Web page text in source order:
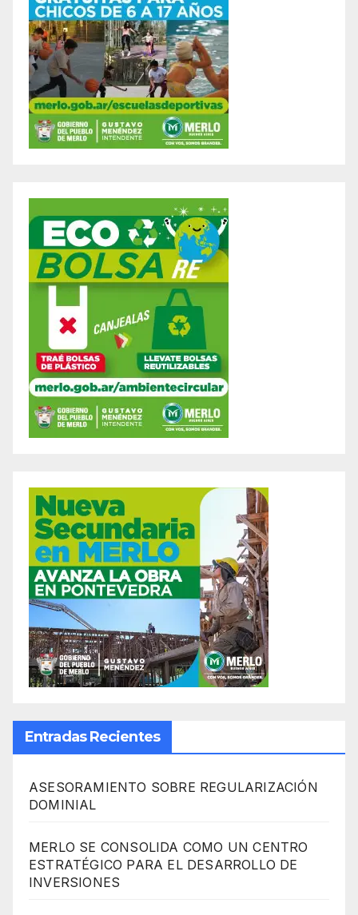
Entradas Recientes
ASESORAMIENTO SOBRE REGULARIZACIÓN
DOMINIAL
MERLO SE CONSOLIDA COMO UN CENTRO
ESTRATÉGICO PARA EL DESARROLLO DE
INVERSIONES